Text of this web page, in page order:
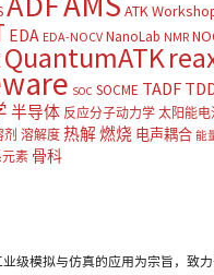
ATK
EDA EDA-NOCV NanoLab NMR
QuantumATK
SOC SOCME TADF
半导体 反应分子动力学 太阳能电
溶解度 热解燃烧 电声耦合 能
素 骨科
级模拟与仿真的应用为宗旨，致